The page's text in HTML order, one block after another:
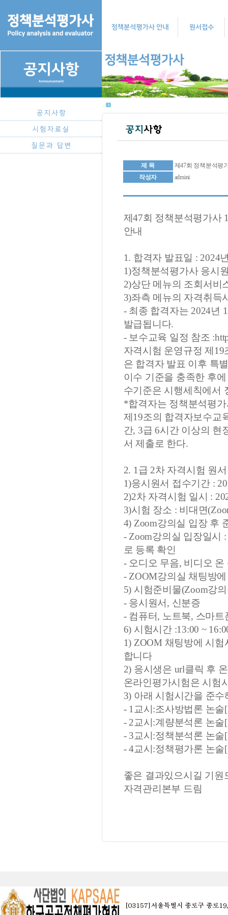
제 목
제47회 정책분석평
작성자
admini
제47회 정책분석평가사
안내
1. 합격자 발표일 : 2024
1)정책분석평가사 응시
2)상단 메뉴의 조회서비
3)좌측 메뉴의 자격취득
- 최종 합격자는 2024년
발급됩니다.
- 보수교육 일정 참조 :
자격시험 운영규정 제
은 합격자 발표 이후 특
이수 기준을 충족한 후
수기준은 시행세칙에서
*합격자는 정책분석평
제19조의 합격자보수교
간, 3급 6시간 이상의 현
서 제출로 한다.
2. 1급 2차 자격시험 원
1)응시원서 접수기간 :
2)2차 자격시험 일시 :
3)시험 장소 : 비대면
4) Zoom강의실 입장 후
- Zoom강의실 입장일시
로 등록 확인
- 오디오 무음, 비디오
- ZOOM강의실 채팅방
5) 시험준비물(Zoom강
- 응시원서, 신분증
- 컴퓨터, 노트북, 스마트
6) 시험시간 :13:00 ~
1) ZOOM 채팅방에 시
합니다
2) 응시생은 url클릭 후
온라인평가시험은 시험
3) 아래 시험시간을 준
- 1교시:조사방법론 논술
- 2교시:계량분석론 논술
- 3교시:정책분석론 논술
- 4교시:정책평가론 논술
좋은 결과있으시길 기원
자격관리본부 드림